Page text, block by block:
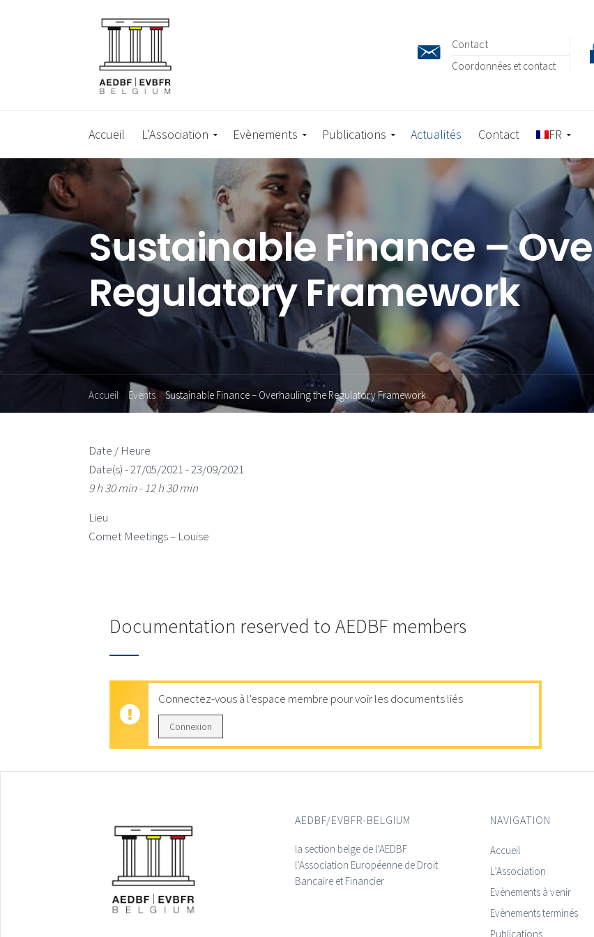
Contact
Coordonnées et contact
Accueil L’Association Evènements Publications Actualités Contact FR
Sustainable Finance –
Regulatory Framework
Accueil Events Sustainable Finance – Overhauling the Regulatory Framework
Date / Heure
Date(s) - 27/05/2021 - 23/09/2021
9 h 30 min - 12 h 30 min
Lieu
Comet Meetings – Louise
Documentation reserved to AEDBF members
Connectez-vous à l'espace membre pour voir les documents liés
Connexion
AEDBF/EVBFR-BELGIUM
la section belge de l’AEDBF
l’Association Européenne de Droit
Bancaire et Financier
NAVIGATION
Accueil
L’Association
Evènements à venir
Evènements terminés
Publications